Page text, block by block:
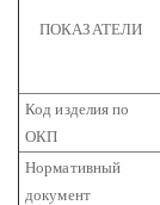
ПОКАЗАТЕЛИ
Код изделия по
ОКП
Нормативный
документ